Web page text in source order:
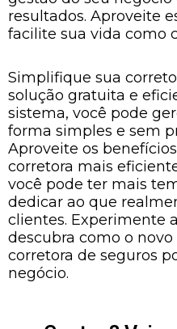
resultados. Aproveite
facilite sua vida como
Simplifique sua
solução gratuita e
sistema, você pode
forma simples e sem
Aproveite os
corretora mais
você pode ter mais
dedicar ao que
clientes. Experimente
descubra como o
corretora de seguros
negócio.